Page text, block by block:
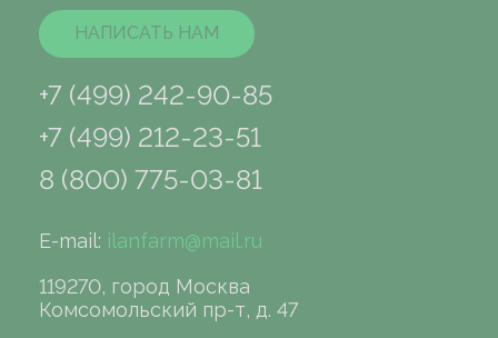
НАПИСАТЬ НАМ
+7 (499) 242-90-85
+7 (499) 212-23-51
8 (800) 775-03-81
E-mail: ilanfarm@mail.ru
119270, город Москва
Комсомольский пр-т, д. 47